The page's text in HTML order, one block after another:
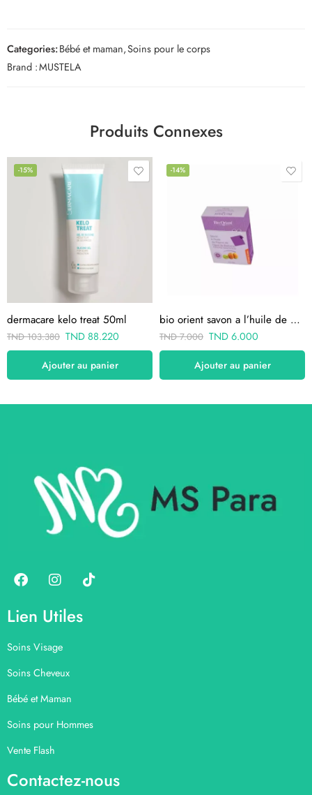
Categories:Bébé et maman,Soins pour le corps
Brand :MUSTELA
Produits Connexes
-15%
dermacare kelo treat 50ml
TND103.380 TND88.220
Ajouter au panier
-14%
bio orient savon a l’huile de pepins de figue de barbarie
TND7.000 TND6.000
Ajouter au panier
Lien Utiles
Soins Visage
Soins Cheveux
Bébé et Maman
Soins pour Hommes
Vente Flash
Contactez-nous